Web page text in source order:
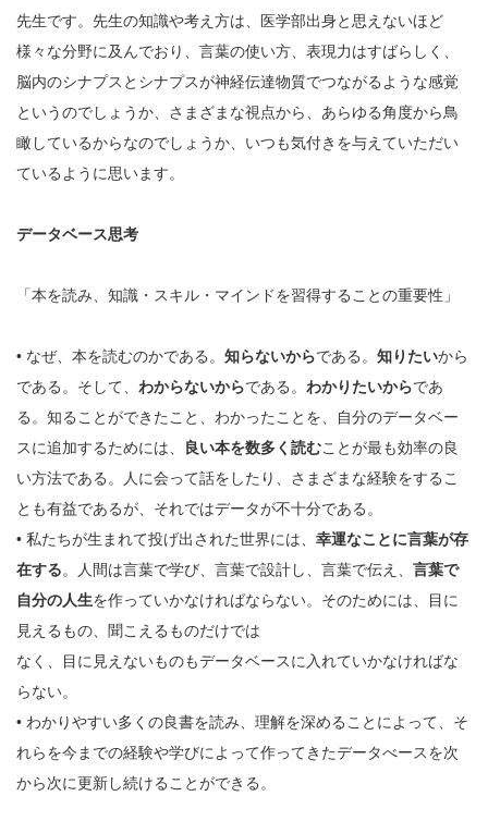
先生です。先生の知識や考え方は、医学部出身と思えないほど
様々な分野に及んでおり、言葉の使い方、表現力はすばらしく、
脳内のシナプスとシナプスが神経伝達物質でつながるような感覚
というのでしょうか、さまざまな視点から、あらゆる角度から鳥
瞰しているからなのでしょうか、いつも気付きを与えていただい
ているように思います。
データベース思考
「本を読み、知識・スキル・マインドを習得することの重要性」
• なぜ、本を読むのかである。 知らないからである。 知りたいから
である。そして、 わからないからである。 わかりたいからであ
る。知ることができたこと、わかったことを、自分のデータベー
スに追加するためには、
良い本を数多く読むことが最も効率の良
い方法である。人に会って話をしたり、さまざまな経験をするこ
とも有益であるが、それではデータが不十分である。
• 私たちが生まれて投げ出された世界には、 幸運なことに言葉が存
在する。人間は言葉で学び、言葉で設計し、言葉で伝え、 言葉で
自分の人生を作っていかなければならない。そのためには、目に
見えるもの、聞こえるものだけでは
なく、目に見えないものもデータベースに入れていかなければな
らない。
• わかりやすい多くの良書を読み、理解を深めることによって、そ
れらを今までの経験や学びによって作ってきたデータべースを次
から次に更新し続けることができる。